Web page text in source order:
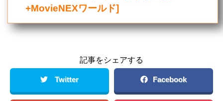
+MovieNEXワールド]
記事をシェアする
Twitter Facebook